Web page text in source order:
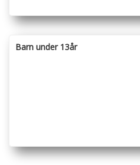
Barn under 13år